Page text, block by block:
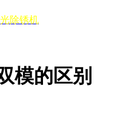
除锈机
模的区别